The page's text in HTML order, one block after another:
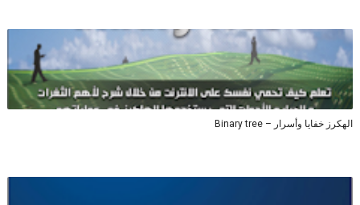
الهكرز خفايا وأسرار – Binary tree